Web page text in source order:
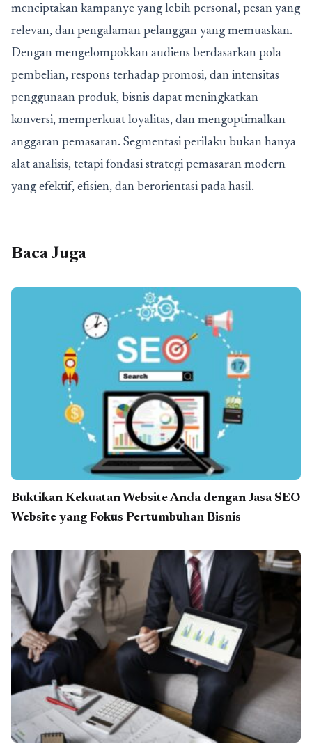
menciptakan kampanye yang lebih personal, pesan yang
relevan, dan pengalaman pelanggan yang memuaskan.
Dengan mengelompokkan audiens berdasarkan pola
pembelian, respons terhadap promosi, dan intensitas
penggunaan produk, bisnis dapat meningkatkan
konversi, memperkuat loyalitas, dan mengoptimalkan
anggaran pemasaran. Segmentasi perilaku bukan hanya
alat analisis, tetapi fondasi strategi pemasaran modern
yang efektif, efisien, dan berorientasi pada hasil.
Baca Juga
Buktikan Kekuatan Website Anda dengan Jasa SEO
Website yang Fokus Pertumbuhan Bisnis